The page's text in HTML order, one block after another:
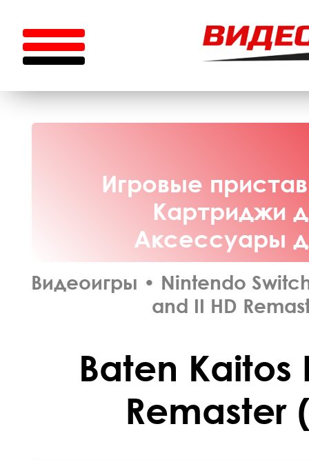
Игровые
Картриджи
Аксессуары
Видеоигры • Nintendo
and II HD
Baten Kaitos
Remaster